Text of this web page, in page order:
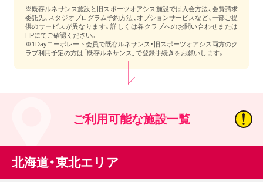
※既存ルネサンス施設と旧スポーツオアシス施設では入会方法、会費請求
委託先、スタジオプログラム予約方法、オプションサービスなど、一部ご提
供のサービスが異なります。詳しくは各クラブへのお問い合わせまたは
HPにてご確認ください。
※1Dayコーポレート会員で既存ルネサンス・旧スポーツオアシス両方のク
ラブ利用予定の方は「既存ルネサンス」で登録手続きをお願いします。
ご利用可能な施設一覧
北海道・東北エリア